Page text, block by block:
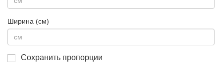
Ширина (см)
Сохранить пропорции